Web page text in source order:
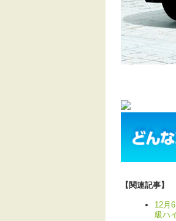
【関連記事】
12月
級ハ